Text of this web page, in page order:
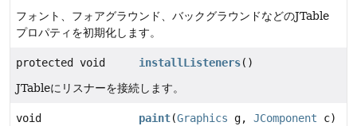
フォント、フォアグラウンド、バックグラウンドなどのJTable
プロパティを初期化します。
protected void installListeners()
JTableにリスナーを接続します。
void paint(Graphics g, JComponent c)